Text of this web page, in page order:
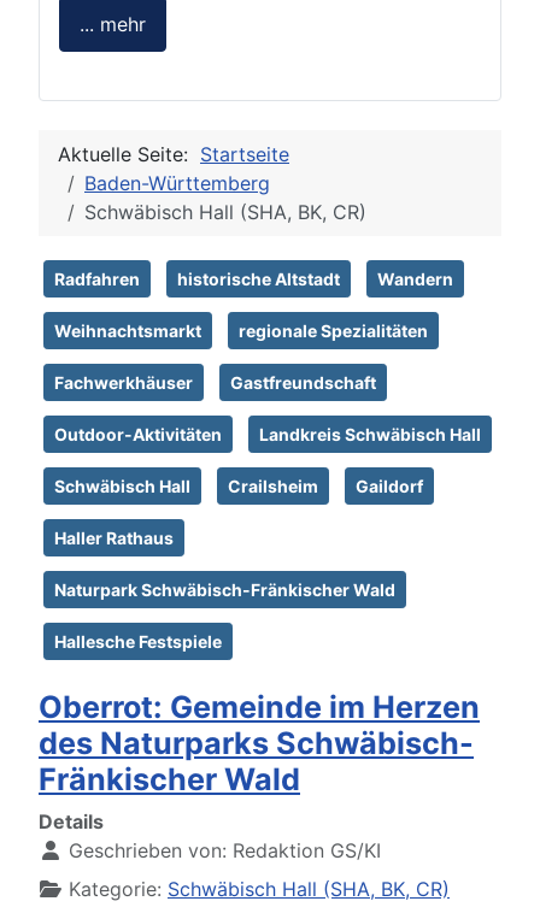
... mehr
Aktuelle Seite: Startseite
Baden-Württemberg
Schwäbisch Hall (SHA, BK, CR)
Radfahren historische Altstadt Wandern
Weihnachtsmarkt regionale Spezialitäten
Fachwerkhäuser Gastfreundschaft
Outdoor-Aktivitäten Landkreis Schwäbisch Hall
Schwäbisch Hall Crailsheim Gaildorf
Haller Rathaus
Naturpark Schwäbisch-Fränkischer Wald
Hallesche Festspiele
Oberrot: Gemeinde im Herzen
des Naturparks Schwäbisch-
Fränkischer Wald
Details
Geschrieben von: Redaktion GS/KI
Kategorie: Schwäbisch Hall (SHA, BK, CR)